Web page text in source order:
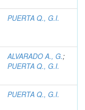
PUERTA Q., G.I.
ALVARADO A., G.;
PUERTA Q., G.I.
PUERTA Q., G.I.